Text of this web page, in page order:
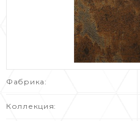
Фабрика:
Коллекция: